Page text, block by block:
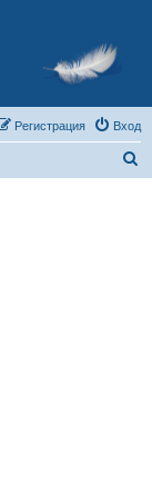
Вход
Регистрация